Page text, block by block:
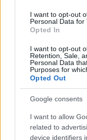
I want to opt-out
Personal Data for
Opted In
I want to opt-out
Retention, Sale,
Personal Data
Purposes for
Opted Out
Google consents
I want to allow
related to
device identifiers